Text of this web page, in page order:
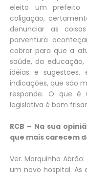
eleito um prefeito
coligação,
denunciar as
porventura
cobrar para que a
saúde, da
idéias e sugestões,
indicações, que são
responde. O que é
legislativa é bom
RCB – Na sua
que mais carecem
Ver. Marquinho
um novo hospital. As